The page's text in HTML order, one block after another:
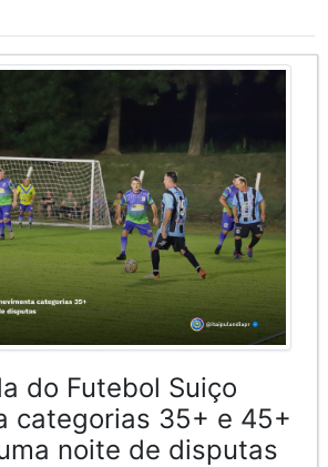
do Futebol Suiço
categorias 35+ e 45+
noite de disputas